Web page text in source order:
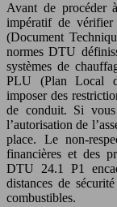
Avant de procéder
impératif de
(Document
normes DTU
systèmes de
PLU (Plan Local
imposer des
de conduit. Si
l’autorisation de
place. Le non-
financières et des
DTU 24.1 P1
distances de
combustibles.